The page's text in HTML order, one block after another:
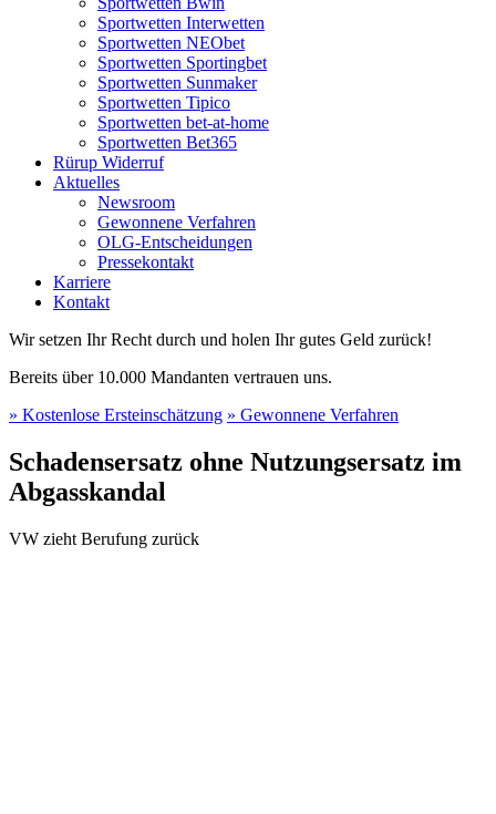
Sportwetten Interwetten
Sportwetten NEObet
Sportwetten Sportingbet
Sportwetten Sunmaker
Sportwetten Tipico
Sportwetten bet-at-home
Sportwetten Bet365
Rürup Widerruf
Aktuelles
Newsroom
Gewonnene Verfahren
OLG-Entscheidungen
Pressekontakt
Karriere
Kontakt
Wir setzen Ihr Recht durch und holen Ihr gutes Geld zurück!
Bereits über 10.000 Mandanten vertrauen uns.
» Kostenlose Ersteinschätzung » Gewonnene Verfahren
Schadensersatz ohne Nutzungsersatz im
Abgasskandal
VW zieht Berufung zurück